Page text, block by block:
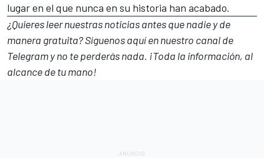
lugar en el que nunca en su historia han acabado.
¿Quieres leer nuestras noticias antes que nadie y de
manera gratuita? Síguenosaquí en nuestro canal de
Telegramy no te perderás nada. ¡Toda la información, al
alcance de tu mano!